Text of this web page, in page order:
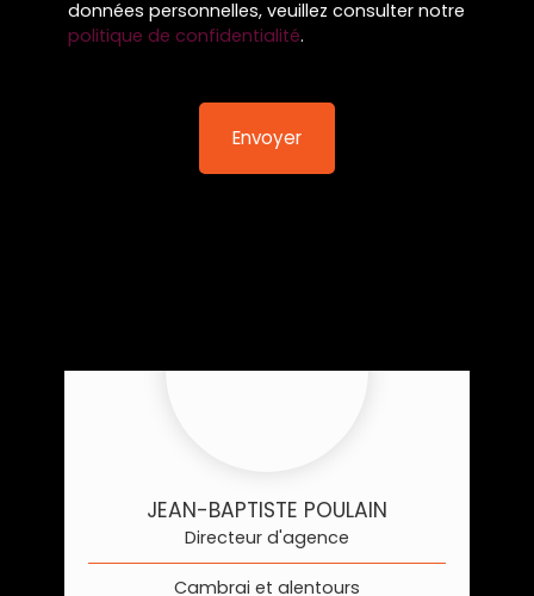
données personnelles, veuillez consulter notre
politique de confidentialité.
Envoyer
JEAN-BAPTISTE POULAIN
Directeur d'agence
Cambrai et alentours